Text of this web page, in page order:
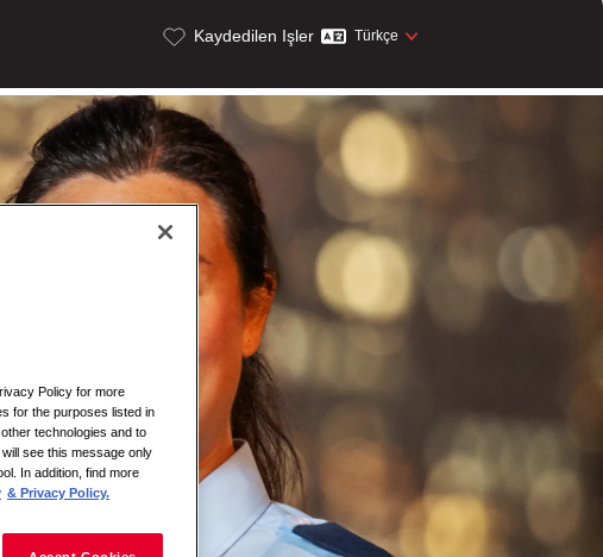
Kaydedilen Işler Türkçe
Policy for more
for the purposes listed in
technologies and to
see this message only
In addition, find more
& Privacy Policy.